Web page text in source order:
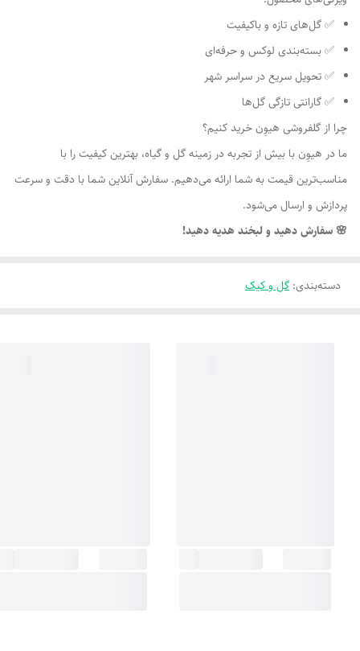
✅ گل‌های تازه و باکیفیت
✅ بسته‌بندی لوکس و حرفه‌ای
✅ تحویل سریع در سراسر شهر
✅ گارانتی تازگی گل‌ها
چرا از گلفروشی هیوِن خرید کنیم؟
ما در هیوِن با بیش از تجربه در زمینه گل و گیاه، بهترین کیفیت را با
مناسب‌ترین قیمت به شما ارائه می‌دهیم. سفارش آنلاین شما با دقت و سرعت
پردازش و ارسال می‌شود.
🌸 سفارش دهید و لبخند هدیه دهید!
دسته‌بندی: گل و کیک